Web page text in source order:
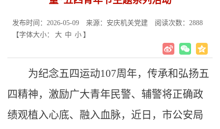
发布时间：2026-05-09 来源：安庆机关党建 阅读次数： 2888
【字体大小：
大 中 小 】
为纪念五四运动107周年，传承和弘扬五
四精神，激励广大青年民警、辅警将正确政
绩观植入心底、融入血脉，近日，市公安局